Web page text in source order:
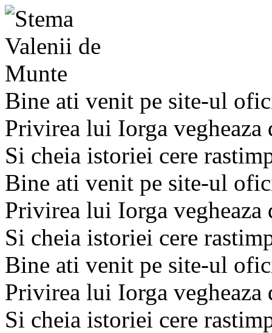
Bine ati venit pe site-ul
Privirea lui Iorga
Si cheia istoriei cere
Bine ati venit pe site-ul
Privirea lui Iorga
Si cheia istoriei cere
Bine ati venit pe site-ul
Privirea lui Iorga
Si cheia istoriei cere